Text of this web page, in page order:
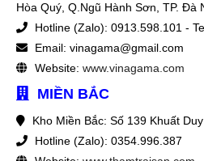
Hòa Quý, Q.Ngũ Hành Sơn, TP. Đà
Hotline (Zalo): 0913.598.101 -
Email: vinagama@gmail.com
Website: www.vinagama.com
MIỀN BẮC
Kho Miền Bắc: Số 139 Khuất
Hotline (Zalo): 0354.996.387